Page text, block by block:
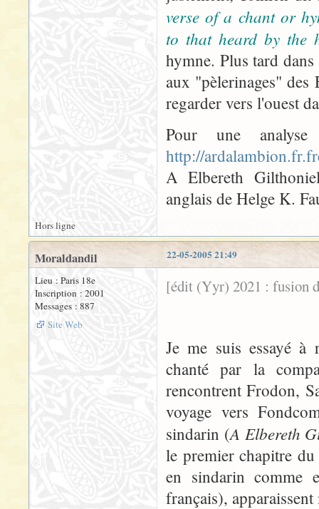
verse of a chant or
to that heard by the
hymne. Plus tard
aux "pèlerinages"
regarder vers l'ouest
Pour une
http://
A Elbereth
anglais de Helge K.
Hors ligne
22-05-2005 21:49
Moraldandil
Lieu : Paris 18e
Inscription : 2001
Messages : 887
Site Web
[édit (Yyr) 2021 : fusion
Je me suis essayé à
chanté par la
rencontrent Frodon,
voyage vers
sindarin (A Elbereth
le premier chapitre
en sindarin comme
français),